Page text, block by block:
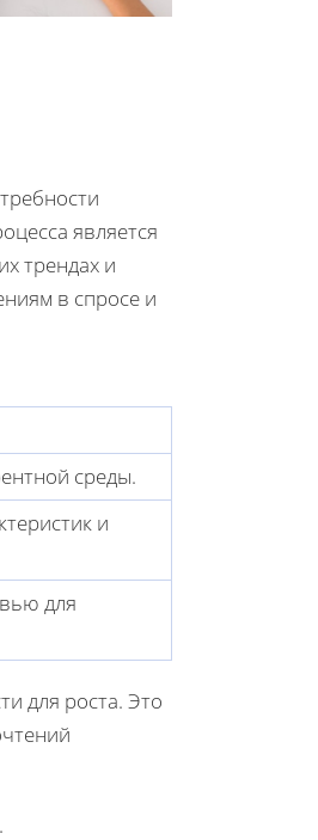
является
трендах и
в спросе и
среды.
и
для
для роста. Это